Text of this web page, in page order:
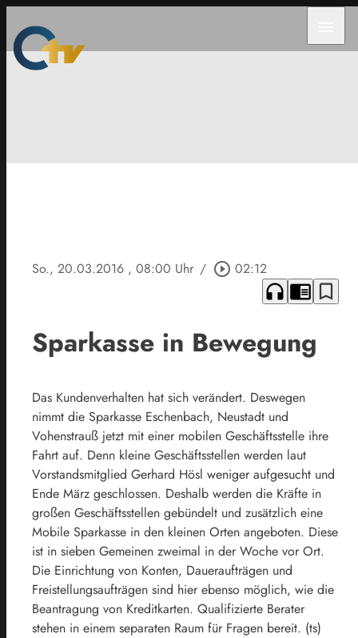
So., 20.03.2016 , 08:00 Uhr / play_circle_outline 02:12
headphones chrome_reader_mode bookmark_border
Sparkasse in Bewegung
Das Kundenverhalten hat sich verändert. Deswegen
nimmt die Sparkasse Eschenbach, Neustadt und
Vohenstrauß jetzt mit einer mobilen Geschäftsstelle ihre
Fahrt auf. Denn kleine Geschäftsstellen werden laut
Vorstandsmitglied Gerhard Hösl weniger aufgesucht und
Ende März geschlossen. Deshalb werden die Kräfte in
großen Geschäftsstellen gebündelt und zusätzlich eine
Mobile Sparkasse in den kleinen Orten angeboten. Diese
ist in sieben Gemeinen zweimal in der Woche vor Ort.
Die Einrichtung von Konten, Daueraufträgen und
Freistellungsaufträgen sind hier ebenso möglich, wie die
Beantragung von Kreditkarten. Qualifizierte Berater
stehen in einem separaten Raum für Fragen bereit. (ts)